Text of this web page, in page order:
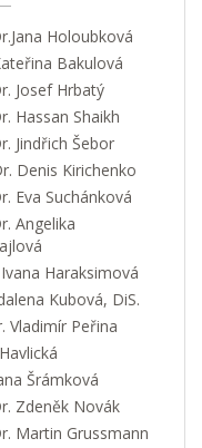
Holoubková
Bakulová
Josef Hrbatý
Hassan Shaikh
Jindřich Šebor
Denis Kirichenko
Eva Suchánková
Angelika
Haraksimová
Kubová, DiS.
Vladimír Peřina
Šrámková
Zdeněk Novák
Martin Grussmann